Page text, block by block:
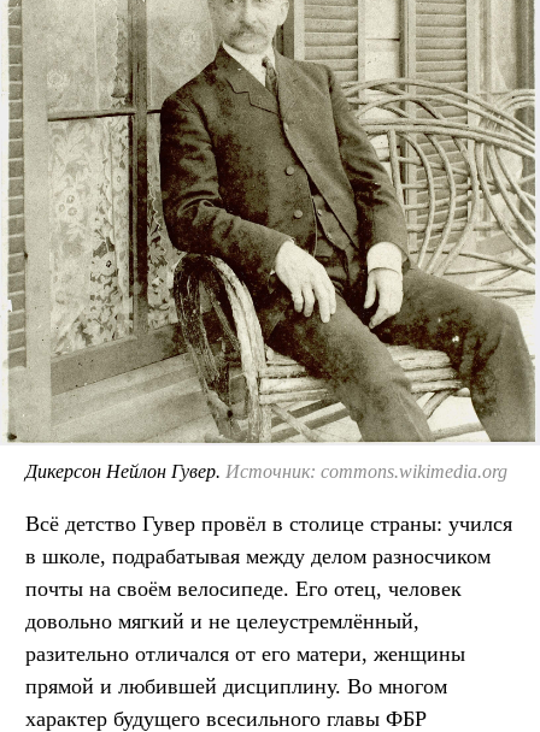
Дикерсон Нейлон Гувер. Источник: commons.wikimedia.org
Всё детство Гувер провёл в столице страны: учился
в школе, подрабатывая между делом разносчиком
почты на своём велосипеде. Его отец, человек
довольно мягкий и не целеустремлённый,
разительно отличался от его матери, женщины
прямой и любившей дисциплину. Во многом
характер будущего всесильного главы ФБР